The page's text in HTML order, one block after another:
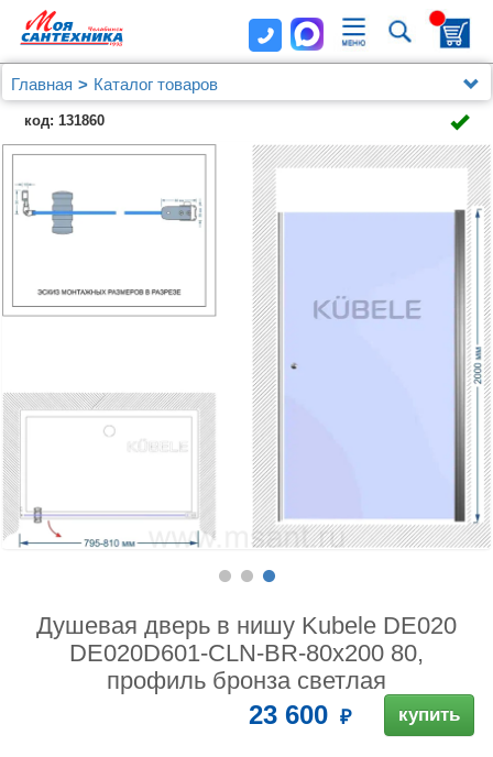
Главная
Каталог товаров
Душевые уголки, ограждения, поддоны
Kubele
Душевая дверь в нишу Kubele DE020 DE020D601-
CLN-BR-80х200 80, профиль бронза светлая
код: 131860
Душевая дверь в нишу Kubele DE020
DE020D601-CLN-BR-80х200 80,
профиль бронза светлая
23 600 купить